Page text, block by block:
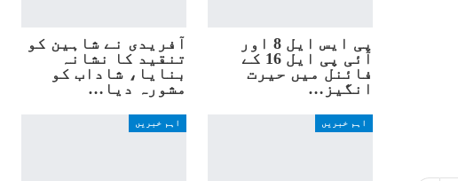
پی ایس ایل 8 اور
آئی پی ایل 16 کے
فائنل میں حیرت
انگیز…
آفریدی نے شاہین کو
تنقید کا نشانہ
بنایا، شاداب کو
مشورہ دیا…
اہم خبریں اہم خبریں